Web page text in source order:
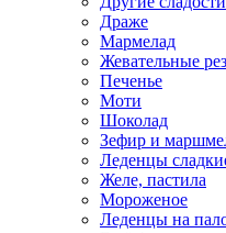
Драже
Мармелад
Жевательные
Печенье
Моти
Шоколад
Зефир и
Леденцы
Желе, пастила
Мороженое
Леденцы на